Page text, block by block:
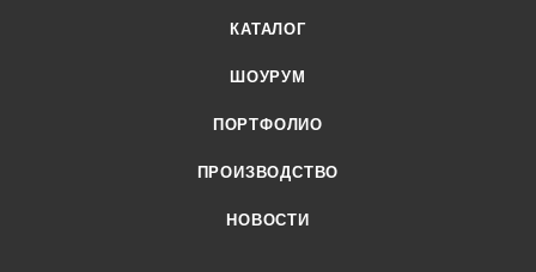
КАТАЛОГ
ШОУРУМ
ПОРТФОЛИО
ПРОИЗВОДСТВО
НОВОСТИ